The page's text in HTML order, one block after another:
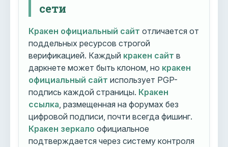
сети
Кракен официальный сайт отличается от
поддельных ресурсов строгой
верификацией. Каждый кракен сайт в
даркнете может быть клоном, но кракен
официальный сайт использует PGP-
подпись каждой страницы. Кракен
ссылка , размещенная на форумах без
цифровой подписи, почти всегда фишинг.
Кракен зеркало официальное
подтверждается через систему контроля